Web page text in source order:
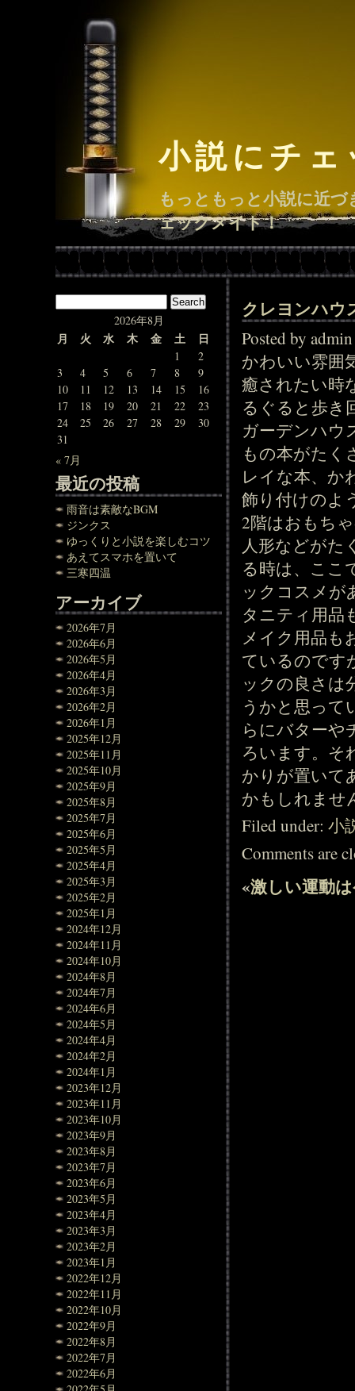
小説にチ
もっともっと小説に近
ェックメイト！
2026年8月
月 火 水 木 金 土 日
1
2
3
4 5 6 7 8
9
10
11 12 13 14 15
16
17
18 19 20 21 22
23
24
25 26 27 28 29
30
31
« 7月
最近の投稿
雨音は素敵なBGM
ジンクス
ゆっくりと小説を楽しむコツ
あえてスマホを置いて
三寒四温
アーカイブ
2026年7月
2026年6月
2026年5月
2026年4月
2026年3月
2026年2月
2026年1月
2025年12月
2025年11月
2025年10月
2025年9月
2025年8月
2025年7月
2025年6月
2025年5月
2025年4月
2025年3月
2025年2月
2025年1月
2024年12月
2024年11月
2024年10月
2024年8月
2024年7月
2024年6月
2024年5月
2024年4月
2024年2月
2024年1月
2023年12月
2023年11月
2023年10月
2023年9月
2023年8月
2023年7月
2023年6月
2023年5月
2023年4月
2023年3月
2023年2月
2023年1月
2022年12月
2022年11月
2022年10月
2022年9月
2022年8月
2022年7月
2022年6月
クレヨンハウ
Posted by
かわいい雰囲
癒されたい時
るぐると歩き
ガーデンハウ
もの本がたく
レイな本、か
飾り付けのよ
2階はおもち
人形などがた
る時は、ここ
ックコスメが
タニティ用品
メイク用品も
ているのです
ックの良さは
うかと思って
らにバターや
ろいます。そ
かりが置いて
かもしれませ
Filed under:小
Comments are
«激しい運動